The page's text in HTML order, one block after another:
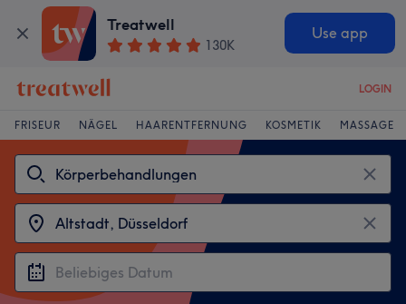
Treatwell
130K
Use app
LOGIN
FRISEUR NÄGEL HAARENTFERNUNG KOSMETIK MASSAGE